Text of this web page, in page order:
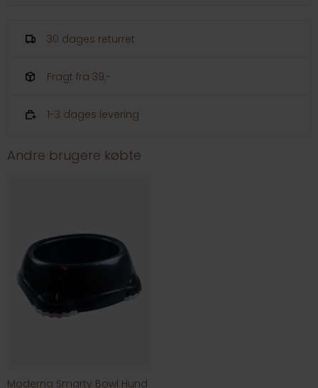
30 dages returret
Fragt fra 39,-
1-3 dages levering
Andre brugere købte
Moderna Smarty Bowl Hund